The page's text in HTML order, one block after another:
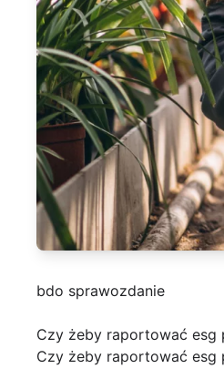
bdo sprawozdanie
Czy żeby raportować esg
Czy żeby raportować esg